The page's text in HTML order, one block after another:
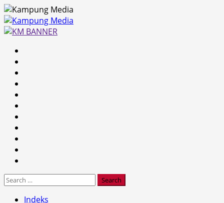
Skip
to
content
Primary
Menu
Search
Indeks